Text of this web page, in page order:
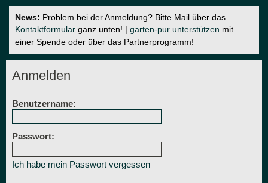
News: Problem bei der Anmeldung? Bitte Mail über das
Kontaktformular ganz unten! | garten-pur unterstützen mit
einer Spende oder über das Partnerprogramm!
Anmelden
Benutzername:
Passwort:
Ich habe mein Passwort vergessen